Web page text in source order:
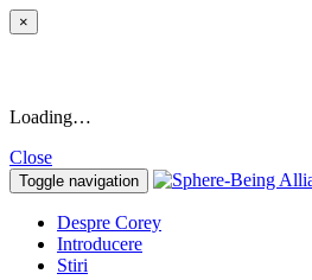
×
Loading…
Close
Toggle navigation
Despre Corey
Introducere
Stiri